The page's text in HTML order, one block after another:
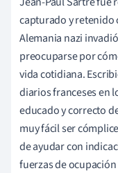
capturado y retenido
Alemania nazi
preocuparse por
vida cotidiana.
diarios franceses en
educado y correcto
muy fácil ser
de ayudar con
fuerzas de